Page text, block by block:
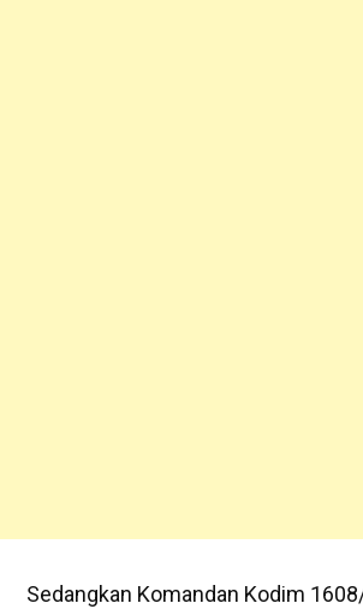
Sedangkan Komandan Kodim